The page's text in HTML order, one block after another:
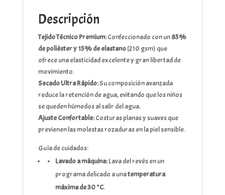
Descripción
Tejido Técnico Premium:Confeccionado con un85%
de poliéster y 15% de elastano(210 gsm) que
ofrece una elasticidad excelente y gran libertad de
movimiento.
Secado Ultra Rápido:Su composición avanzada
reduce la retención de agua, evitando que los niños
se queden húmedos al salir del agua.
Ajuste Confortable:Costuras planas y suaves que
previenen las molestas rozaduras en la piel sensible.
Guía de cuidados:
Lavado a máquina:Lava del revés en un
programa delicado a unatemperatura
máxima de 30 °C.